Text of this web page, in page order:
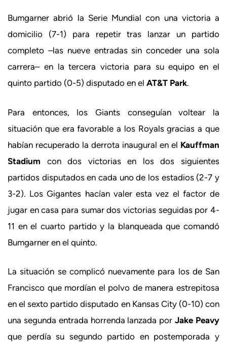
Bumgarner abrió la Serie Mundial con una victoria a
domicilio (7-1) para repetir tras lanzar un partido
completo –las nueve entradas sin conceder una sola
carrera– en la tercera victoria para su equipo en el
quinto partido (0-5) disputado en el AT&T Park.
Para entonces, los Giants conseguían voltear la
situación que era favorable a los Royals gracias a que
habían recuperado la derrota inaugural en el Kauffman
Stadium con dos victorias en los dos siguientes
partidos disputados en cada uno de los estadios (2-7 y
3-2). Los Gigantes hacían valer esta vez el factor de
jugar en casa para sumar dos victorias seguidas por 4-
11 en el cuarto partido y la blanqueada que comandó
Bumgarner en el quinto.
La situación se complicó nuevamente para los de San
Francisco que mordían el polvo de manera estrepitosa
en el sexto partido disputado en Kansas City (0-10) con
una segunda entrada horrenda lanzada porJake Peavy
que perdía su segundo partido en postemporada y